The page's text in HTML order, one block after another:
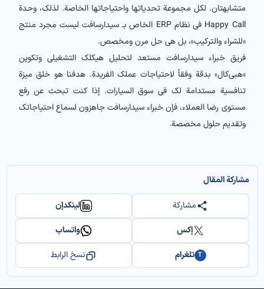
متشابهتان. لكل مجموعة تحدياتها واحتياجاتها الخاصة. لذلك، وحدة
Happy Call في نظام ERP الخاص بـ سیدارسافت ليست مجرد منتج
«للشراء والتركيب»، بل هي حل مرن ومخصص.
فريق خبراء سیدارسافت مستعد لتحليل هيكلك التشغيلي وتكوين
«هبي‌کال» بدقة وفقاً لاحتياجات عملك الفريدة. هدفنا هو خلق ميزة
تنافسية مستدامة لك في سوق السيارات. إذا كنت تبحث عن رفع
مستوى رضا العملاء، فإن خبراء سیدارسافت جاهزون لسماع احتياجاتك
وتقديم حلول مخصصة.
مشاركة المقال
مشاركة
لينكدإن
إكس
واتساب
T تلغرام نسخ الرابط